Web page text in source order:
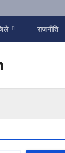
राजनीति